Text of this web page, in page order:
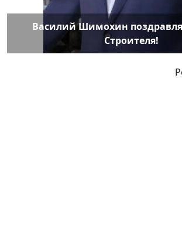
Василий Шимохин
Строителя!